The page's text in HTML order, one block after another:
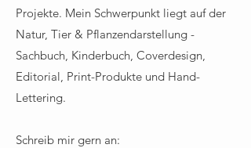
Projekte. Mein Schwerpunkt liegt auf der
Natur, Tier & Pflanzendarstellung -
Sachbuch, Kinderbuch, Coverdesign,
Editorial, Print-Produkte und Hand-
Lettering.
Schreib mir gern an: